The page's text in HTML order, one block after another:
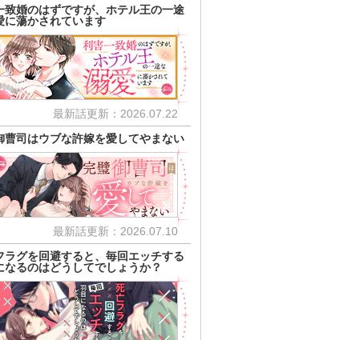
致婚のはずですが、ホテル王の一途
に蕩かされています
最新話更新：2026.07.22
曹司はウブな許嫁を愛してやまない
最新話更新：2026.07.10
ラグを回避すると、毎回エッチする
なるのはどうしてでしょうか？